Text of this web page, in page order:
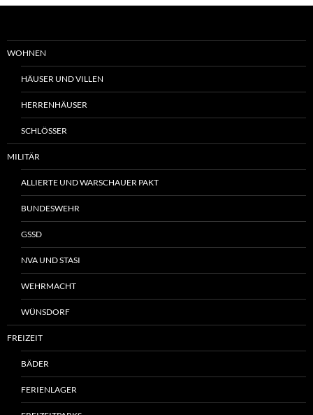
WOHNEN
HÄUSER UND VILLEN
HERRENHÄUSER
SCHLÖSSER
MILITÄR
ALLIERTE UND WARSCHAUER PAKT
BUNDESWEHR
GSSD
NVA UND STASI
WEHRMACHT
WÜNSDORF
FREIZEIT
BÄDER
FERIENLAGER